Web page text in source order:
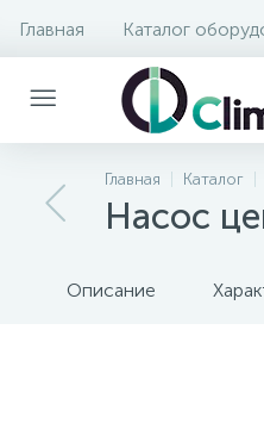
Главная Каталог
Главная Каталог
Насос
Описание